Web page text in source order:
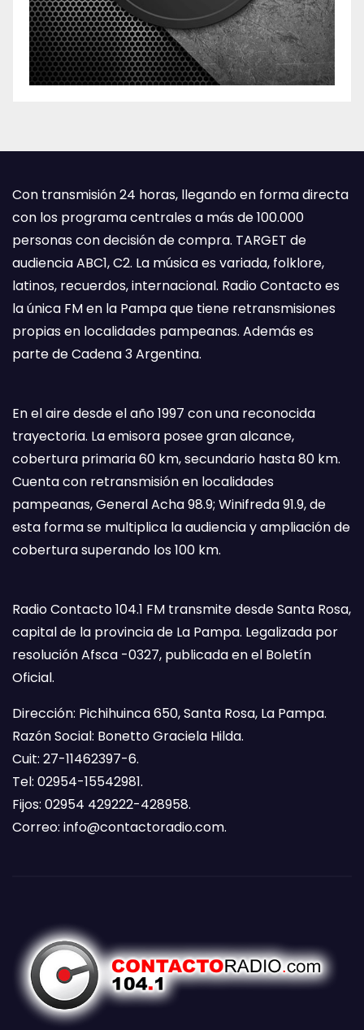
Con transmisión 24 horas, llegando en forma directa
con los programa centrales a más de 100.000
personas con decisión de compra. TARGET de
audiencia ABC1, C2. La música es variada, folklore,
latinos, recuerdos, internacional. Radio Contacto es
la única FM en la Pampa que tiene retransmisiones
propias en localidades pampeanas. Además es
parte de Cadena 3 Argentina.
En el aire desde el año 1997 con una reconocida
trayectoria. La emisora posee gran alcance,
cobertura primaria 60 km, secundario hasta 80 km.
Cuenta con retransmisión en localidades
pampeanas, General Acha 98.9; Winifreda 91.9, de
esta forma se multiplica la audiencia y ampliación de
cobertura superando los 100 km.
Radio Contacto 104.1 FM transmite desde Santa Rosa,
capital de la provincia de La Pampa. Legalizada por
resolución Afsca -0327, publicada en el Boletín
Oficial.
Dirección: Pichihuinca 650, Santa Rosa, La Pampa.
Razón Social: Bonetto Graciela Hilda.
Cuit: 27-11462397-6.
Tel: 02954-15542981.
Fijos: 02954 429222-428958.
Correo: info@contactoradio.com.